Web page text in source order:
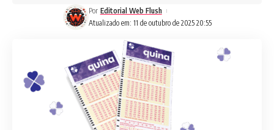
Atualizado em: 11 de outubro de 2025 20:55
Por Editorial Web Flush